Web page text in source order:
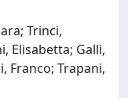
Trinci,
Elisabetta; Galli,
Franco; Trapani,